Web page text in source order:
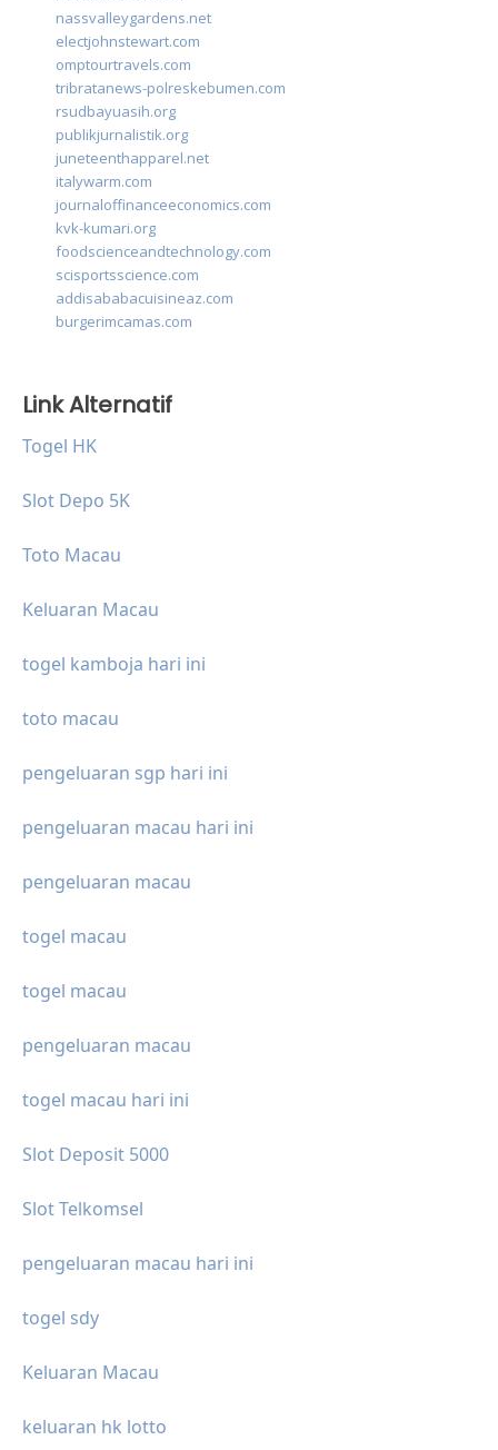
nassvalleygardens.net
electjohnstewart.com
omptourtravels.com
tribratanews-polreskebumen.com
rsudbayuasih.org
publikjurnalistik.org
juneteenthapparel.net
italywarm.com
journaloffinanceeconomics.com
kvk-kumari.org
foodscienceandtechnology.com
scisportsscience.com
addisababacuisineaz.com
burgerimcamas.com
Link Alternatif
Togel HK
Slot Depo 5K
Toto Macau
Keluaran Macau
togel kamboja hari ini
toto macau
pengeluaran sgp hari ini
pengeluaran macau hari ini
pengeluaran macau
togel macau
togel macau
pengeluaran macau
togel macau hari ini
Slot Deposit 5000
Slot Telkomsel
pengeluaran macau hari ini
togel sdy
Keluaran Macau
keluaran hk lotto